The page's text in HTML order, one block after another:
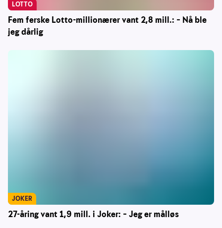
Fem ferske Lotto-millionærer vant 2,8 mill.: – Nå ble
jeg dårlig
LOTTO
27-åring vant 1,9 mill. i Joker: – Jeg er målløs
JOKER